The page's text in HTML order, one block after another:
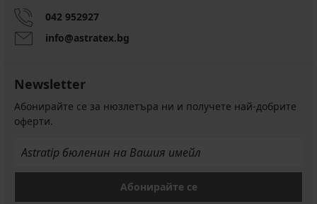
042 952927
info@astratex.bg
Newsletter
Абонирайте се за нюзлетъра ни и получете най-добрите
оферти.
Абонирайте се